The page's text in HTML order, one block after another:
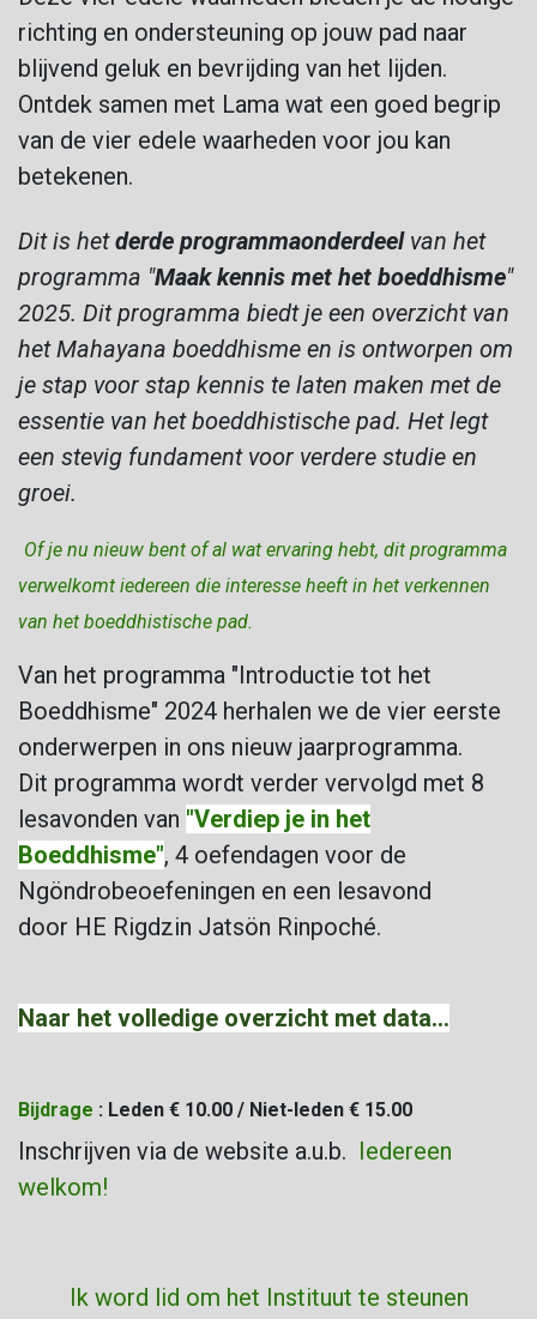
richting en ondersteuning op jouw pad naar
blijvend geluk en bevrijding van het lijden.
Ontdek samen met Lama wat een goed begrip
van de vier edele waarheden voor jou kan
betekenen.
Dit is hetderde programmaonderdeel van het
programma "Maak kennis met het boeddhisme"
2025. Dit programma biedt je een overzicht van
het Mahayana boeddhisme en is ontworpen om
je stap voor stap kennis te laten maken met de
essentie van het boeddhistische pad. Het legt
een stevig fundament voor verdere studie en
groei.
Of je nu nieuw bent of al wat ervaring hebt, dit programma
verwelkomt iedereen die interesse heeft in het verkennen
van het boeddhistische pad.
Van het programma "Introductie tot het
Boeddhisme" 2024 herhalen we de vier eerste
onderwerpen in ons nieuw jaarprogramma.
Dit programma wordt verder vervolgd met 8
lesavonden van "Verdiep je in het
Boeddhisme", 4 oefendagen voor de
Ngöndrobeoefeningen en een lesavond
door HE Rigdzin Jatsön Rinpoché.
Naar het volledige overzicht met data...
Bijdrage : Leden € 10.00 / Niet-leden € 15.00
Inschrijven via de website a.u.b. Iedereen
welkom!
Ik word lid om het Instituut te steunen